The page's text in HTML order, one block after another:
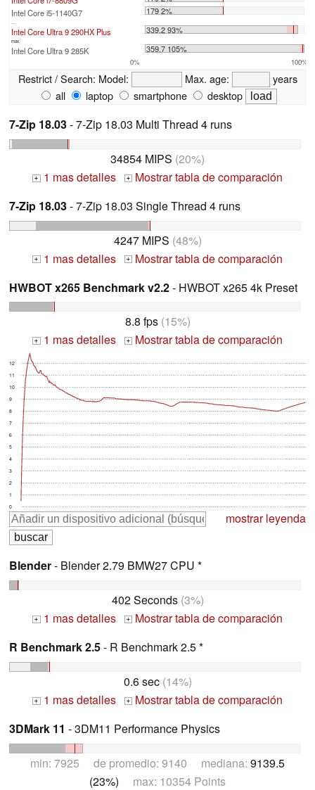
Intel Core i5-1140G7
179 2%
...
Intel Core Ultra 9 290HX Plus 339.2 93%
max:
Intel Core Ultra 9 285K 359.7 105%
0% 100%
Restrict / Search: Model: Max. age:
years
all
laptop smartphone desktop
7-Zip 18.03- 7-Zip 18.03 Multi Thread 4 runs
34854 MIPS (20%)
+ 1 mas detalles +
Mostrar tabla de comparación
7-Zip 18.03- 7-Zip 18.03 Single Thread 4 runs
4247 MIPS (48%)
+ 1 mas detalles +
Mostrar tabla de comparación
HWBOT x265 Benchmark v2.2- HWBOT x265 4k Preset
8.8 fps(15%)
+ 1 mas detalles + Mostrar tabla de comparación
0
1
2
3
4
5
6
7
8
9
10
11
12
mostrar leyenda
Blender- Blender 2.79 BMW27 CPU *
402 Seconds(3%)
+ 1 mas detalles +
Mostrar tabla de comparación
R Benchmark 2.5- R Benchmark 2.5 *
0.6 sec(14%)
+ 1 mas detalles +
Mostrar tabla de comparación
3DMark 11 - 3DM11 Performance Physics
min: 7925 de promedio: 9140 mediana: 9139.5
(23%) max: 10354 Points